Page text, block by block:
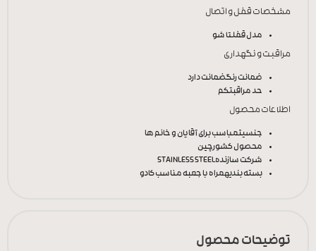
مشخصات قفل و اتصال
مدل قفلتا شو
مراقبت و نگهداری
ضمانت رنگضمانت دارد
حد مراقبتکم
اطلاعات محصول
جنسیتمباسب برای آقایان و خانم ها
محصول کشورچین
شرکت سازندهSTAINLESS STEEL
بسته بندیهمراه با جعبه مناسب کادو
توضیحات محصول